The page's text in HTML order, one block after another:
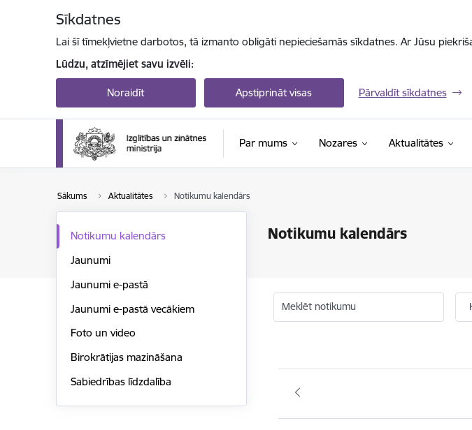
Sīkdatnes
Lai šī tīmekļvietne darbotos, tā izmanto obligāti nepieciešamās sīkdatnes. Ar Jūsu
Lūdzu, atzīmējiet savu izvēli:
Noraidīt Apstiprināt visas Pārvaldīt sīkdatnes
Par mums Nozares Aktualitātes
Sākums Aktualitātes Notikumu kalendārs
Notikumu kalendārs
Notikumu kalendārs
Jaunumi
Jaunumi e-pastā
Jaunumi e-pastā vecākiem
Foto un video
Birokrātijas mazināšana
Sabiedrības līdzdalība
Meklēt notikumu